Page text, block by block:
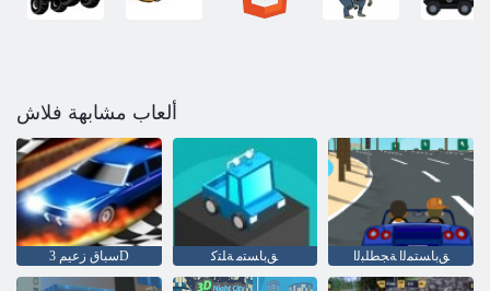
ألعاب مشابهة فلاش
سباق زعيم 3D ﻖﺑﺎﺴﺘﻣ ﺔﻠﺘﻛ ﻖﺑﺎﺴﺘﻤﻟﺍ ﺔﺠﻄﻠﺒﻟﺍ